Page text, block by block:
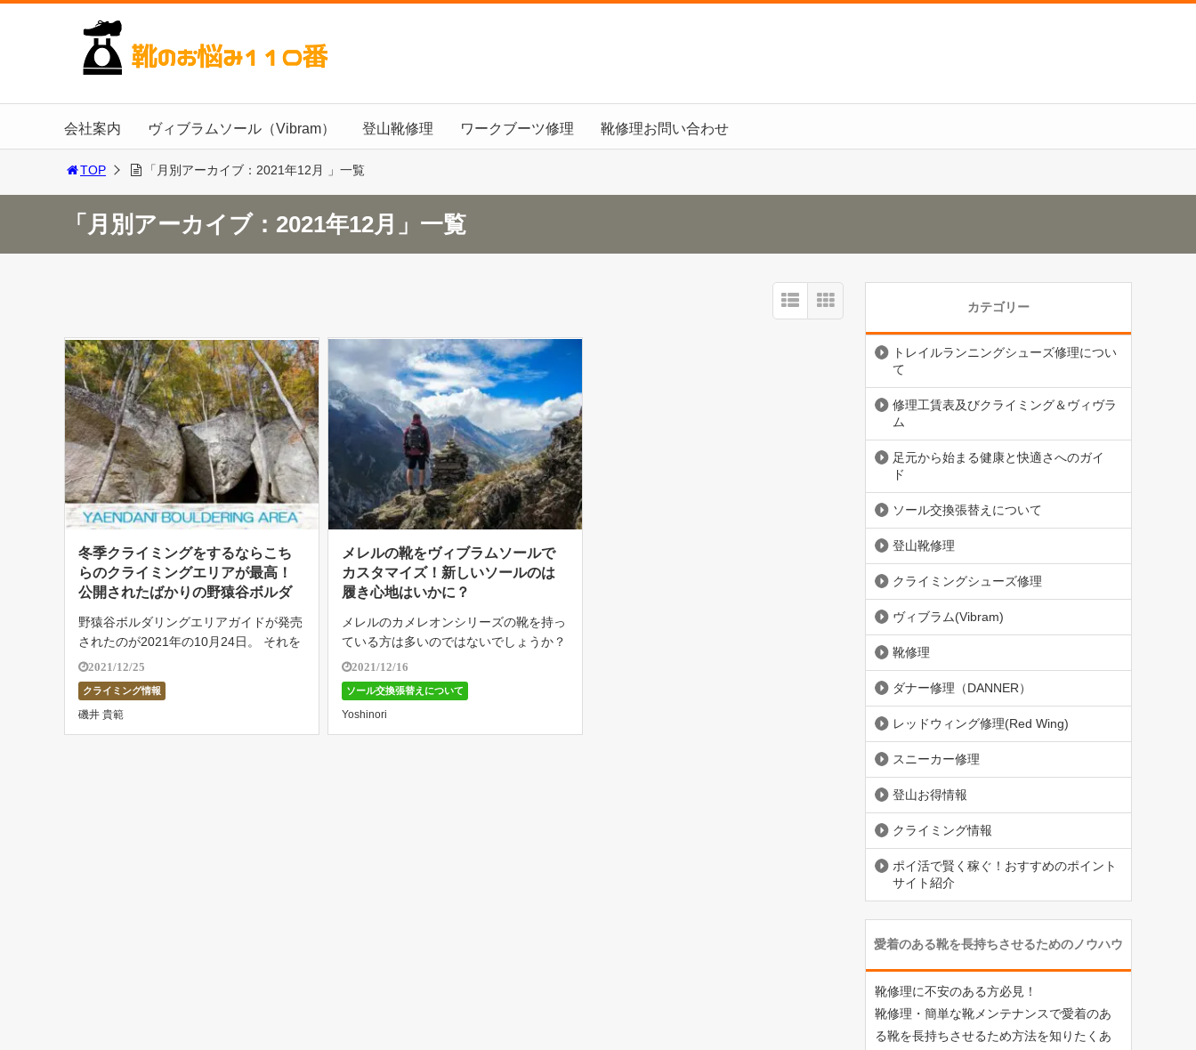
会社案内 ヴィブラムソール（Vibram） 登山靴修理 ワークブーツ修理 靴修理お問い合わせ
TOP 「月別アーカイブ：2021年12月 」一覧
「月別アーカイブ：2021年12月」一覧
冬季クライミングをするならこち
らのクライミングエリアが最高！
公開されたばかりの野猿谷ボルダ
野猿谷ボルダリングエリアガイドが発売
されたのが2021年の10月24日。 それを
もって一般公開されたこのエリアは川沿
いの静かな場所に258個もの岩があるの
だそう。 課題数は513本とかなり多く、
10年かけて開拓されたのだ […]
2021/12/25
クライミング情報
磯井 貴範
メレルの靴をヴィブラムソールで
カスタマイズ！新しいソールのは
履き心地はいかに？
メレルのカメレオンシリーズの靴を持っ
ている方は多いのではないでしょうか？
そこで今回はメレルの靴をヴィブラムソ
ールを使用してカスタムをしてみました
ので見ていきましょう。 今回使用した
ヴィブラムソール 今回使 […]
2021/12/16
ソール交換張替えについて
Yoshinori
カテゴリー
トレイルランニングシューズ修理につい
て
修理工賃表及びクライミング＆ヴィヴラ
ム
足元から始まる健康と快適さへのガイ
ド
ソール交換張替えについて
登山靴修理
クライミングシューズ修理
ヴィブラム(Vibram)
靴修理
ダナー修理（DANNER）
レッドウィング修理(Red Wing)
スニーカー修理
登山お得情報
クライミング情報
ポイ活で賢く稼ぐ！おすすめのポイント
サイト紹介
愛着のある靴を長持ちさせるためのノウハウ
靴修理に不安のある方必見！
靴修理・簡単な靴メンテナンスで愛着のあ
る靴を長持ちさせるため方法を知りたくあ